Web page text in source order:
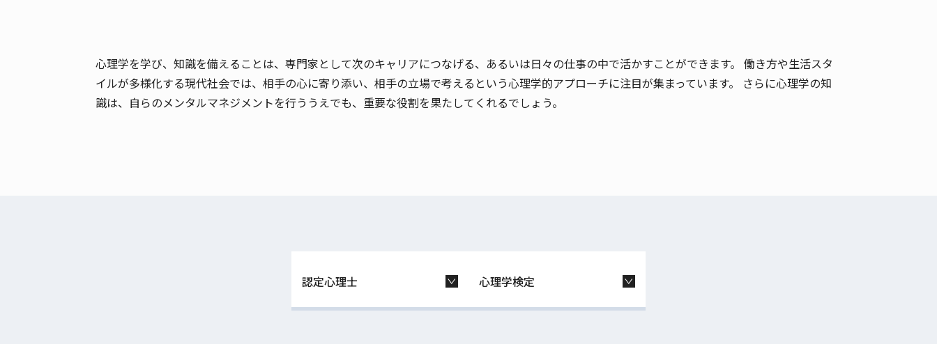
心理学を学び、知識を備えることは、専門家として次のキャリアにつなげる、あるいは日々の仕事の中で活かすことができます。 働き方や生活スタ
イルが多様化する現代社会では、相手の心に寄り添い、相手の立場で考えるという心理学的アプローチに注目が集まっています。 さらに心理学の知
識は、自らのメンタルマネジメントを行ううえでも、重要な役割を果たしてくれるでしょう。
認定心理士 心理学検定